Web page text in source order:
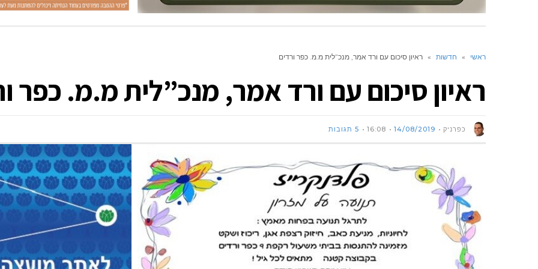
ראשי » חדשות » ראיון סיכום עם ורד אמר, מנכ”לית מ.מ. כפר ורדים
ראיון סיכום עם ורד אמר, מנכ”לית מ.מ. כפר
כפרניק 14/08/2019
16:08 5 תגובות